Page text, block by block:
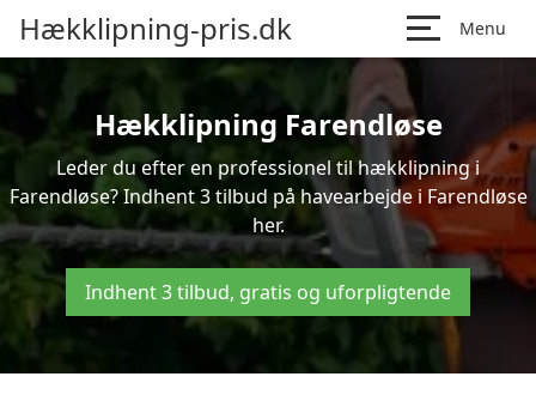
Hækklipning-pris.dk Menu
Hækklipning Farendløse
Leder du efter en professionel til hækklipning i
Farendløse? Indhent 3 tilbud på havearbejde i Farendløse
her.
Indhent 3 tilbud, gratis og uforpligtende